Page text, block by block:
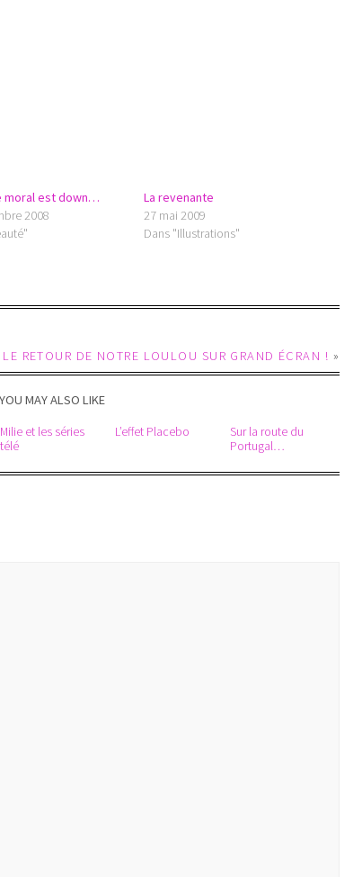
moral est down…
2008
La revenante
27 mai 2009
Dans "Illustrations"
RETOUR DE NOTRE LOULOU SUR GRAND ÉCRAN ! »
YOU MAY ALSO LIKE
Milie et les séries
télé
L’effet Placebo
Sur la route du
Portugal…